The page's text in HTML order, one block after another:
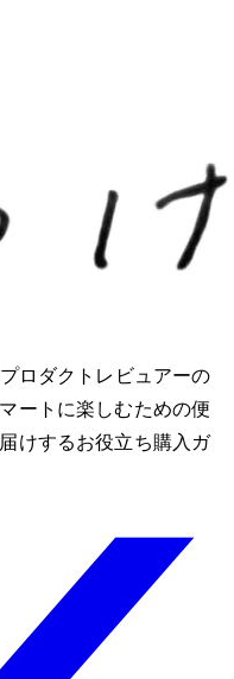
ロダクトレビュアーのMio
ートに楽しむための便
けするお役立ち購入ガ